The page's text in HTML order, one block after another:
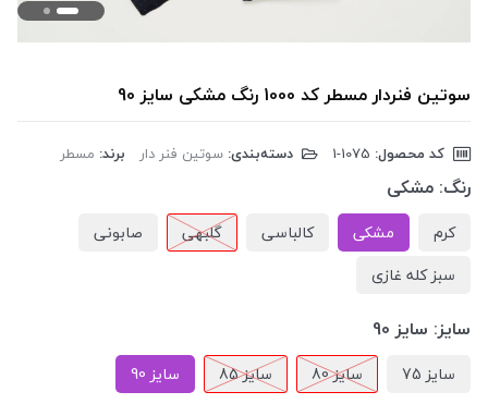
سوتین فنردار مسطر کد 1000 رنگ مشکی سایز 90
کد محصول: دسته‌بندی: سوتین فنر دار برند: مسطر
رنگ: مشکی
کرم مشکی کالباسی گلبهی
صابونی
سبز کله غازی
سایز: سایز 90
سایز 75 سایز 80 سایز 85 سایز 90